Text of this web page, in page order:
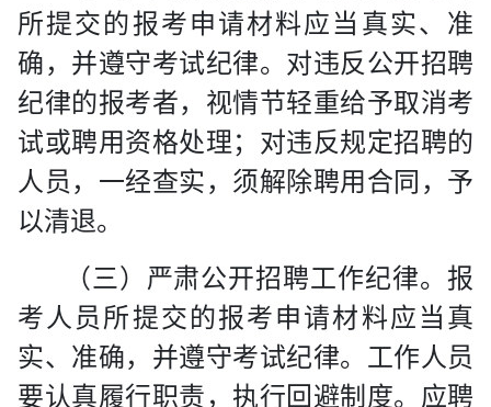
所提交的报考申请材料应当真实、准
确，并遵守考试纪律。对违反公开招聘
纪律的报考者，视情节轻重给予取消考
试或聘用资格处理；对违反规定招聘的
人员，一经查实，须解除聘用合同，予
以清退。
（三）严肃公开招聘工作纪律。 报
考人员所提交的报考申请材料应当真
实、准确，并遵守考试纪律。工作人员
要认真履行职责，执行回避制度。应聘